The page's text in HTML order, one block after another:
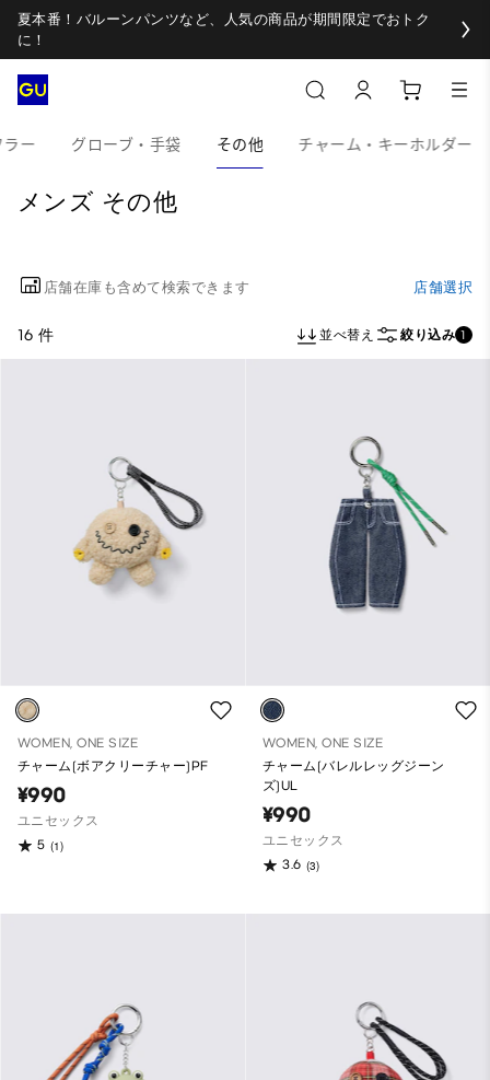
夏本番！バルーンパンツなど、人気の商品が期間限定でおトク
に！
ー グローブ・手袋 その他 チャーム・キーホルダー
メンズ その他
店舗在庫も含めて検索できます 店舗選択
16 件 並べ替え 絞り込み 1
WOMEN, ONE SIZE
チャーム(ボアクリーチャー)PF
¥990
ユニセックス
5 (1)
WOMEN, ONE SIZE
チャーム(バレルレッグジーン
ズ)UL
¥990
ユニセックス
3.6 (3)